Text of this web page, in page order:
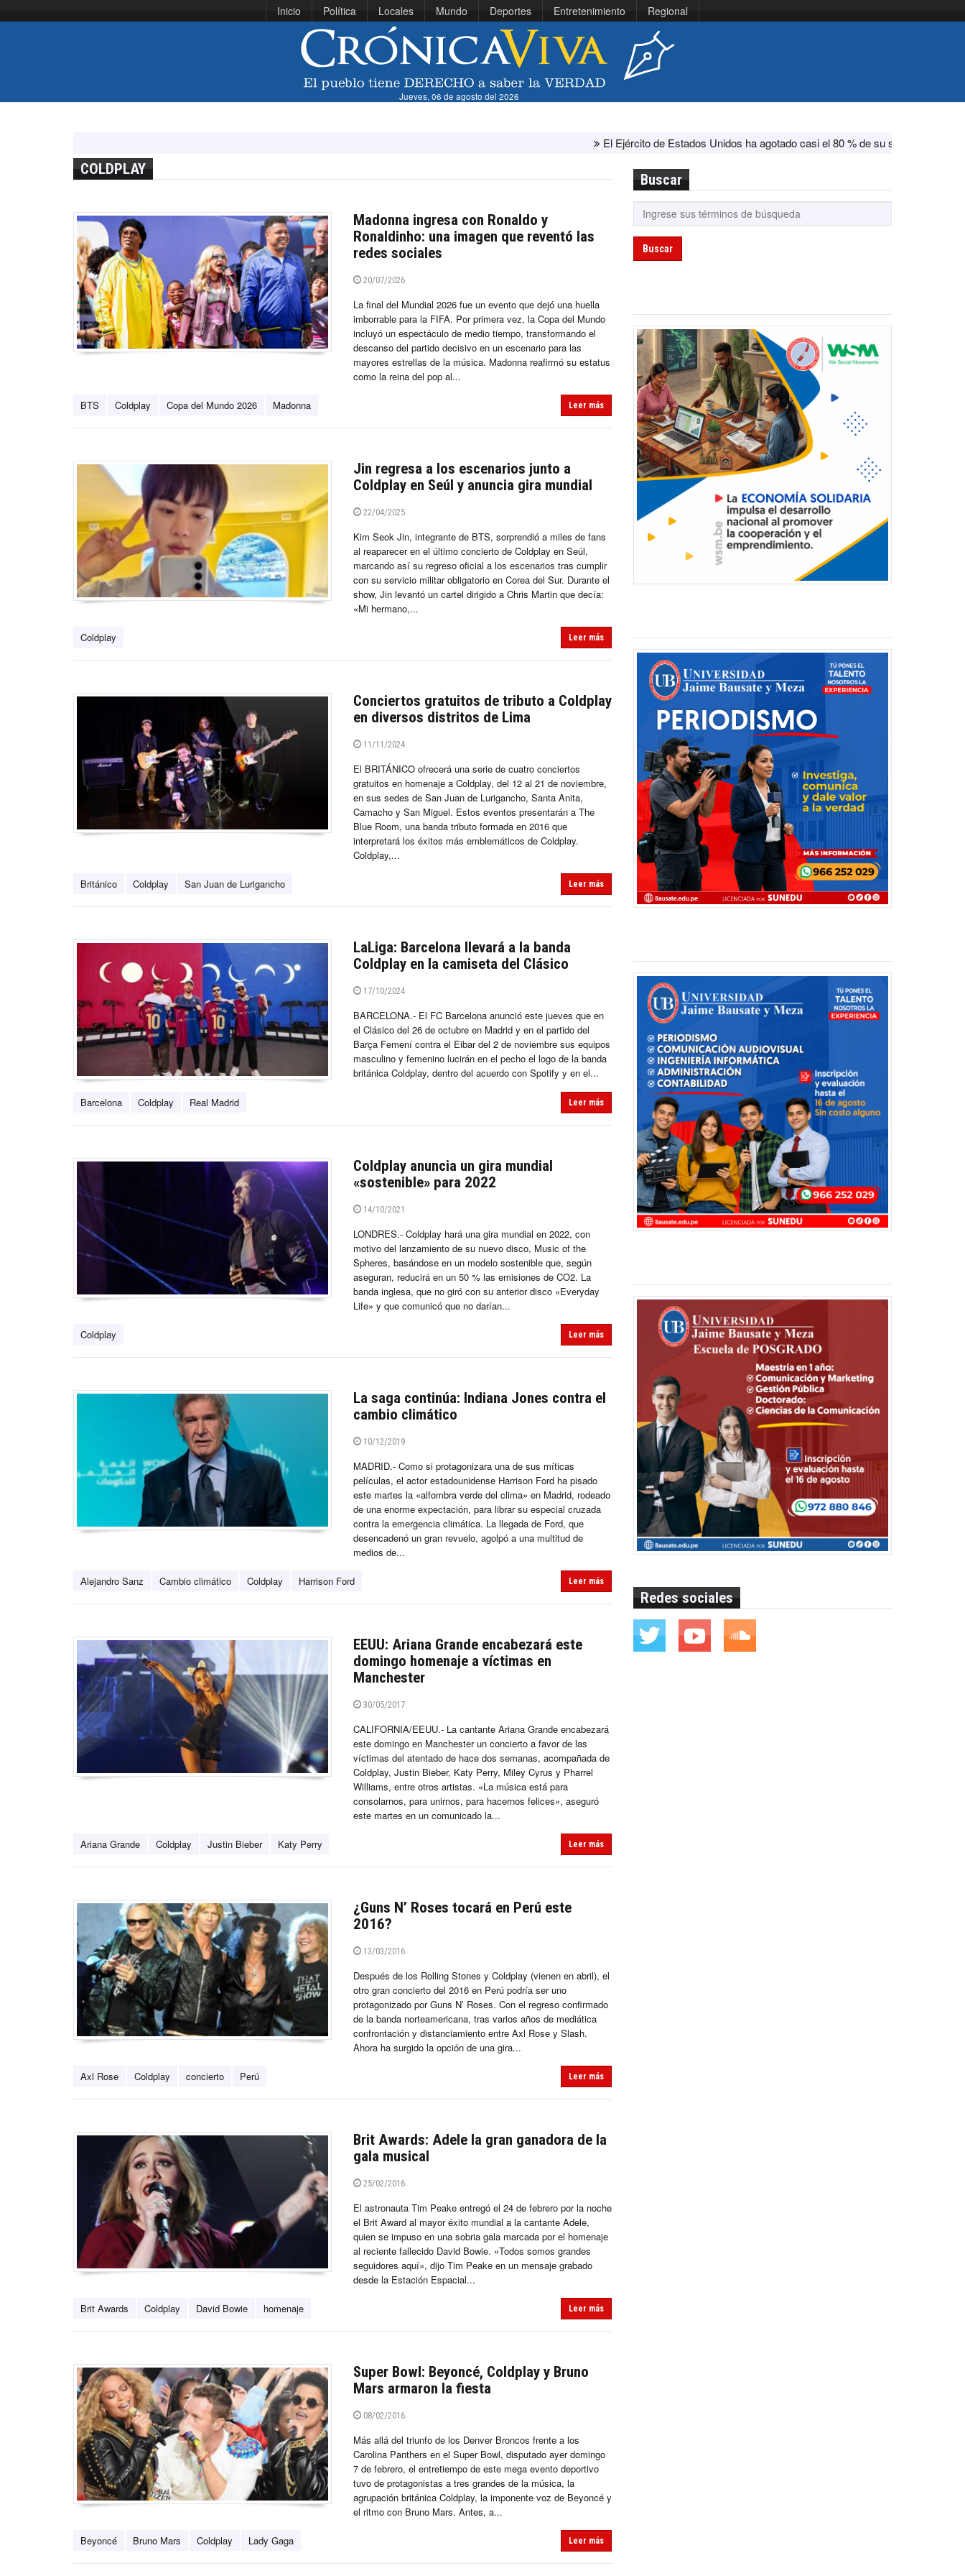
Inicio Política Locales Mundo Deportes Entretenimiento Regional
Jueves, 06 de agosto del 2026
El Ejército de Estados Unidos ha agotado casi el 80 % de su sistema antimisiles, según CNN
COLDPLAY
Madonna ingresa con Ronaldo y
Ronaldinho: una imagen que reventó las
redes sociales
20/07/2026
La final del Mundial 2026 fue un evento que dejó una huella
imborrable para la FIFA. Por primera vez, la Copa del Mundo
incluyó un espectáculo de medio tiempo, transformando el
descanso del partido decisivo en un escenario para las
mayores estrellas de la música. Madonna reafirmó su estatus
como la reina del pop al...
BTS Coldplay Copa del Mundo 2026 Madonna Leer más
Jin regresa a los escenarios junto a
Coldplay en Seúl y anuncia gira mundial
22/04/2025
Kim Seok Jin, integrante de BTS, sorprendió a miles de fans
al reaparecer en el último concierto de Coldplay en Seúl,
marcando así su regreso oficial a los escenarios tras cumplir
con su servicio militar obligatorio en Corea del Sur. Durante el
show, Jin levantó un cartel dirigido a Chris Martin que decía:
«Mi hermano,...
Coldplay Leer más
Conciertos gratuitos de tributo a Coldplay
en diversos distritos de Lima
11/11/2024
El BRITÁNICO ofrecerá una serie de cuatro conciertos
gratuitos en homenaje a Coldplay, del 12 al 21 de noviembre,
en sus sedes de San Juan de Lurigancho, Santa Anita,
Camacho y San Miguel. Estos eventos presentarán a The
Blue Room, una banda tributo formada en 2016 que
interpretará los éxitos más emblemáticos de Coldplay.
Coldplay,...
Británico Coldplay San Juan de Lurigancho Leer más
LaLiga: Barcelona llevará a la banda
Coldplay en la camiseta del Clásico
17/10/2024
BARCELONA.- El FC Barcelona anunció este jueves que en
el Clásico del 26 de octubre en Madrid y en el partido del
Barça Femení contra el Eibar del 2 de noviembre sus equipos
masculino y femenino lucirán en el pecho el logo de la banda
británica Coldplay, dentro del acuerdo con Spotify y en el...
Barcelona Coldplay Real Madrid Leer más
Coldplay anuncia un gira mundial
«sostenible» para 2022
14/10/2021
LONDRES.- Coldplay hará una gira mundial en 2022, con
motivo del lanzamiento de su nuevo disco, Music of the
Spheres, basándose en un modelo sostenible que, según
aseguran, reducirá en un 50 % las emisiones de CO2. La
banda inglesa, que no giró con su anterior disco «Everyday
Life» y que comunicó que no darían...
Coldplay Leer más
La saga continúa: Indiana Jones contra el
cambio climático
10/12/2019
MADRID.- Como si protagonizara una de sus míticas
películas, el actor estadounidense Harrison Ford ha pisado
este martes la «alfombra verde del clima» en Madrid, rodeado
de una enorme expectación, para librar su especial cruzada
contra la emergencia climática. La llegada de Ford, que
desencadenó un gran revuelo, agolpó a una multitud de
medios de...
Alejandro Sanz Cambio climático Coldplay Harrison Ford Leer más
EEUU: Ariana Grande encabezará este
domingo homenaje a víctimas en
Manchester
30/05/2017
CALIFORNIA/EEUU.- La cantante Ariana Grande encabezará
este domingo en Manchester un concierto a favor de las
víctimas del atentado de hace dos semanas, acompañada de
Coldplay, Justin Bieber, Katy Perry, Miley Cyrus y Pharrel
Williams, entre otros artistas. «La música está para
consolarnos, para unirnos, para hacernos felices», aseguró
este martes en un comunicado la...
Ariana Grande Coldplay Justin Bieber Katy Perry Leer más
¿Guns N’ Roses tocará en Perú este
2016?
13/03/2016
Después de los Rolling Stones y Coldplay (vienen en abril), el
otro gran concierto del 2016 en Perú podría ser uno
protagonizado por Guns N’ Roses. Con el regreso confirmado
de la banda norteamericana, tras varios años de mediática
confrontación y distanciamiento entre Axl Rose y Slash.
Ahora ha surgido la opción de una gira...
Axl Rose Coldplay concierto Perú Leer más
Brit Awards: Adele la gran ganadora de la
gala musical
25/02/2016
El astronauta Tim Peake entregó el 24 de febrero por la noche
el Brit Award al mayor éxito mundial a la cantante Adele,
quien se impuso en una sobria gala marcada por el homenaje
al reciente fallecido David Bowie. «Todos somos grandes
seguidores aquí», dijo Tim Peake en un mensaje grabado
desde la Estación Espacial...
Brit Awards Coldplay David Bowie homenaje Leer más
Super Bowl: Beyoncé, Coldplay y Bruno
Mars armaron la fiesta
08/02/2016
Más allá del triunfo de los Denver Broncos frente a los
Carolina Panthers en el Super Bowl, disputado ayer domingo
7 de febrero, el entretiempo de este mega evento deportivo
tuvo de protagonistas a tres grandes de la música, la
agrupación británica Coldplay, la imponente voz de Beyoncé y
el ritmo con Bruno Mars. Antes, a...
Beyoncé Bruno Mars Coldplay Lady Gaga Leer más
Buscar
Buscar
Redes sociales